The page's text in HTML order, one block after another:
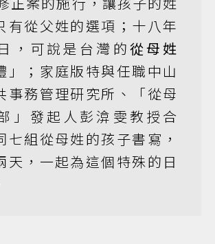
有從父姓的選項；十八年
，可說是台灣的從母姓
」；家庭版特與任職中山
事務管理研究所、
「從母
」 發起人彭渰雯教授合
七組從母姓的孩子書寫，
天，一起為這個特殊的日